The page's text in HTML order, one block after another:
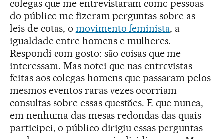
colegas que me entrevistaram como pessoas
do público me fizeram perguntas sobre as
leis de cotas, o movimento feminista, a
igualdade entre homens e mulheres.
Respondi com gosto: são coisas que me
interessam. Mas notei que nas entrevistas
feitas aos colegas homens que passaram pelos
mesmos eventos raras vezes ocorriam
consultas sobre essas questões. E que nunca,
em nenhuma das mesas redondas das quais
participei, o público dirigiu essas perguntas